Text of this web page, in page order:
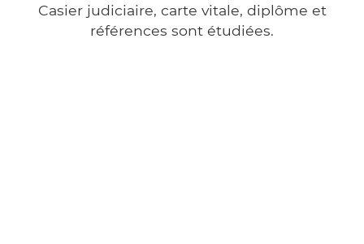
Casier judiciaire, carte vitale, diplôme et
références sont étudiées.